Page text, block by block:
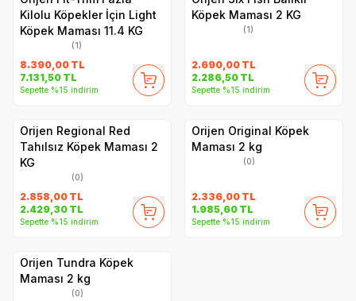
Kilolu Köpekler İçin Light
Köpek Maması 11.4 KG
(1)
8.390,00 TL
7.131,50 TL
Sepette %15 indirim
Köpek Maması 2 KG
(1)
2.690,00 TL
2.286,50 TL
Sepette %15 indirim
Orijen Regional Red
Tahılsız Köpek Maması 2
KG
(0)
2.858,00 TL
2.429,30 TL
Sepette %15 indirim
Orijen Original Köpek
Maması 2 kg
(0)
2.336,00 TL
1.985,60 TL
Sepette %15 indirim
Orijen Tundra Köpek
Maması 2 kg
(0)